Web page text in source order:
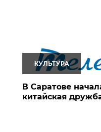
КУЛЬТУРА
В Саратове
китайская